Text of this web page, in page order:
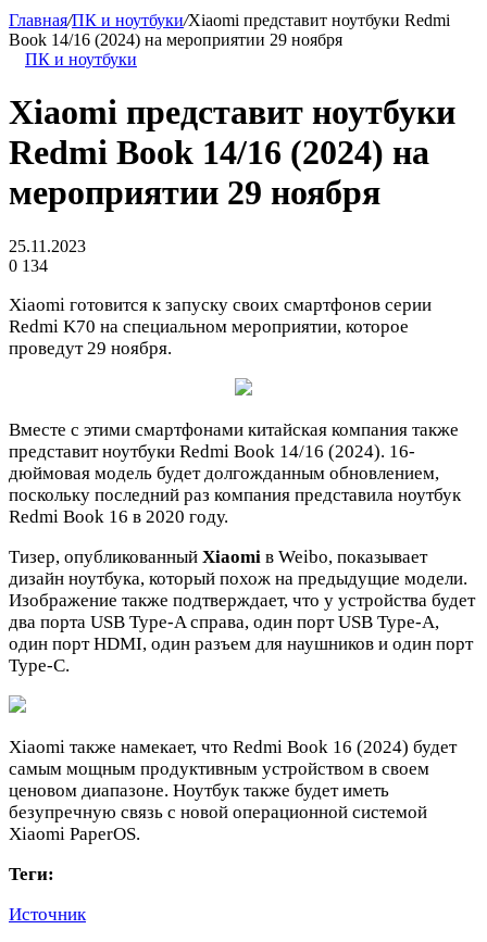
Главная/ПК и ноутбуки/Xiaomi представит ноутбуки Redmi
Book 14/16 (2024) на мероприятии 29 ноября
ПК и ноутбуки
Xiaomi представит ноутбуки
Redmi Book 14/16 (2024) на
мероприятии 29 ноября
25.11.2023
0 134
Xiaomi готовится к запуску своих смартфонов серии
Redmi K70 на специальном мероприятии, которое
проведут 29 ноября.
Вместе с этими смартфонами китайская компания также
представит ноутбуки Redmi Book 14/16 (2024). 16-
дюймовая модель будет долгожданным обновлением,
поскольку последний раз компания представила ноутбук
Redmi Book 16 в 2020 году.
Тизер, опубликованный Xiaomi в Weibo, показывает
дизайн ноутбука, который похож на предыдущие модели.
Изображение также подтверждает, что у устройства будет
два порта USB Type-A справа, один порт USB Type-A,
один порт HDMI, один разъем для наушников и один порт
Type-C.
Xiaomi также намекает, что Redmi Book 16 (2024) будет
самым мощным продуктивным устройством в своем
ценовом диапазоне. Ноутбук также будет иметь
безупречную связь с новой операционной системой
Xiaomi PaperOS.
Теги:
Источник